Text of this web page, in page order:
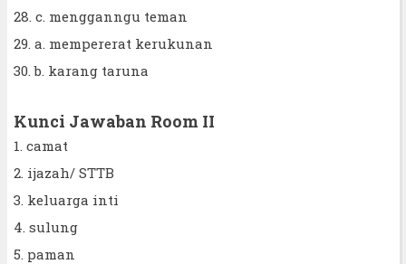
28. c. mengganngu teman
29. a. mempererat kerukunan
30. b. karang taruna
Kunci Jawaban Room II
1. camat
2. ijazah/ STTB
3. keluarga inti
4. sulung
5. paman